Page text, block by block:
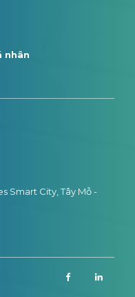
nhân
Smart City, Tây Mỗ -